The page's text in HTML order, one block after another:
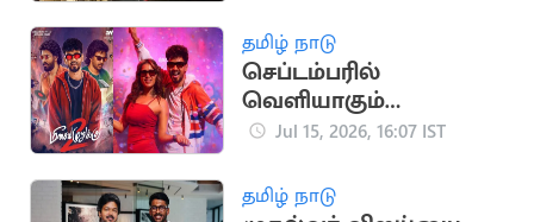
தமிழ் நாடு
செப்டம்பரில்
வெளியாகும்
ஹிப்ஹாப் ஆதியின்
Jul 15, 2026, 16:07 IST
தமிழ் நாடு